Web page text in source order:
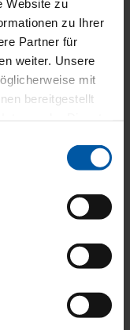
Website zu
zu Ihrer
Partner für
weiter. Unsere
mit
bereitgestellt